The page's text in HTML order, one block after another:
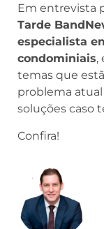
Em entrevista
Tarde
especialista
condominiais,
temas que
problema
soluções caso
Confira!